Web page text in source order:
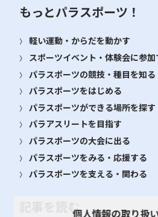
もっとパラスポーツ！
軽い運動・からだを動かす
スポーツイベント・体験会に参加
パラスポーツの競技・種目を知る
パラスポーツをはじめる
パラスポーツができる場所を探す
パラアスリートを目指す
パラスポーツの大会に出る
パラスポーツをみる・応援する
パラスポーツを支える・関わる
記事を読む個人情報の取り扱